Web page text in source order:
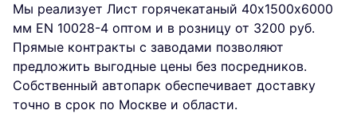
Мы реализует Лист горячекатаный 40х1500х6000
мм EN 10028-4 оптом и в розницу от 3200 руб.
Прямые контракты с заводами позволяют
предложить выгодные цены без посредников.
Собственный автопарк обеспечивает доставку
точно в срок по Москве и области.